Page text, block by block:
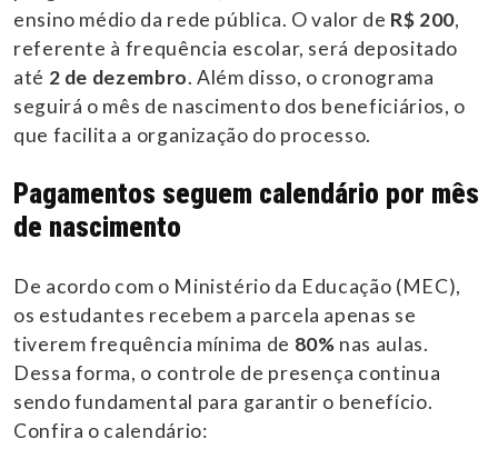
ensino médio da rede pública. O valor de R$ 200,
referente à frequência escolar, será depositado
até 2 de dezembro. Além disso, o cronograma
seguirá o mês de nascimento dos beneficiários, o
que facilita a organização do processo.
Pagamentos seguem calendário por mês
de nascimento
De acordo com o Ministério da Educação (MEC),
os estudantes recebem a parcela apenas se
tiverem frequência mínima de 80% nas aulas.
Dessa forma, o controle de presença continua
sendo fundamental para garantir o benefício.
Confira o calendário: